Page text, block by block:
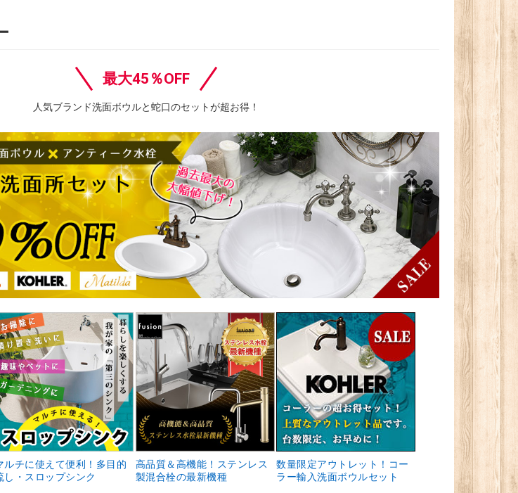
最大45％OFF
人気ブランド洗面ボウルと蛇口のセットが超お得！
ルチに使えて便利！多目的
し・スロップシンク
高品質＆高機能！ステンレス
製混合栓の最新機種
数量限定アウトレット！コー
ラー輸入洗面ボウルセット